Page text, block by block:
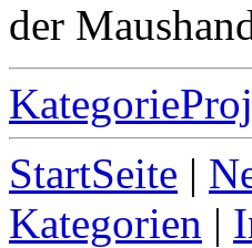
der
StartSeite |
Kategorien |